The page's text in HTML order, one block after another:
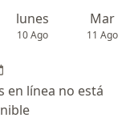
lunes
10 Ago
Mar
11 Ago
en línea no está